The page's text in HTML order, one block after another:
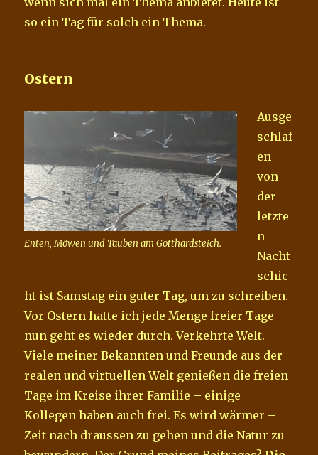
so ein Tag für solch ein Thema.
Ostern
Enten, Möwen und Tauben am Gotthardsteich.
Ausge
schlaf
en
von
der
letzte
n
Nacht
schic
ht ist Samstag ein guter Tag, um zu schreiben.
Vor Ostern hatte ich jede Menge freier Tage –
nun geht es wieder durch. Verkehrte Welt.
Viele meiner Bekannten und Freunde aus der
realen und virtuellen Welt genießen die freien
Tage im Kreise ihrer Familie – einige
Kollegen haben auch frei. Es wird wärmer –
Zeit nach draussen zu gehen und die Natur zu